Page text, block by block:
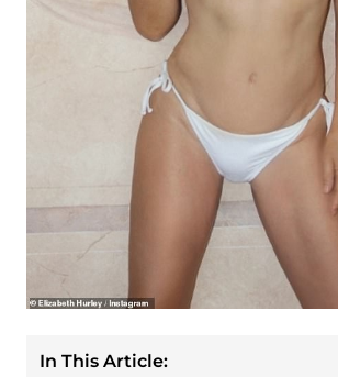
In This Article: